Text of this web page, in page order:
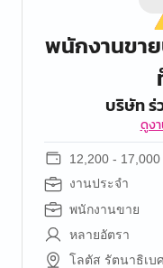
พนักงานขาย
บริษัท
ดูง
12,200 -
งานประจำ
พนักงานขาย
หลายอัตรา
โลตัส รัตนาธิเบ